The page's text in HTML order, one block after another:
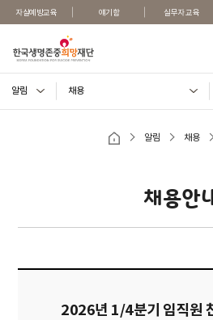
자살예방교육 얘기함 실무자 교육
알림 채용
알림 채용
채용안
2026년 1/4분기 임직원